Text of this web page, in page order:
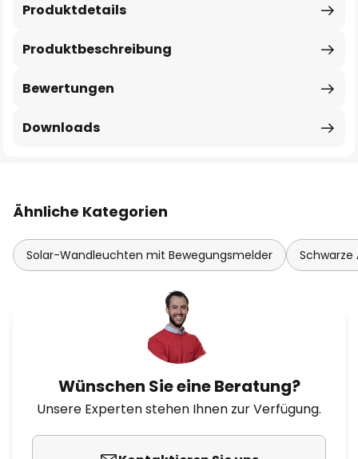
Produktbeschreibung
Produktdetails
Bewertungen
Downloads
Ähnliche Kategorien
Solar-Wandleuchten mit Bewegungsmelder
Wünschen Sie eine Beratung?
Unsere Experten stehen Ihnen zur Verfügung.